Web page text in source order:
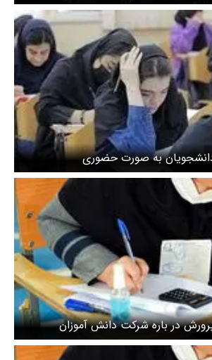
دانشجویان به صورت حضوری
در باره شرکت دانش آموزان